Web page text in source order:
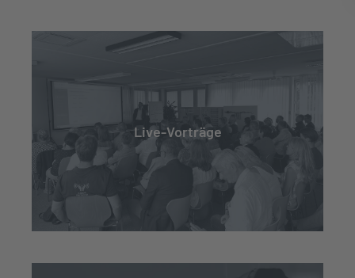
Live-Vorträge